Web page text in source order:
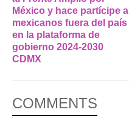
México y hace partícipe a
mexicanos fuera del país
en la plataforma de
gobierno 2024-2030
CDMX
COMMENTS